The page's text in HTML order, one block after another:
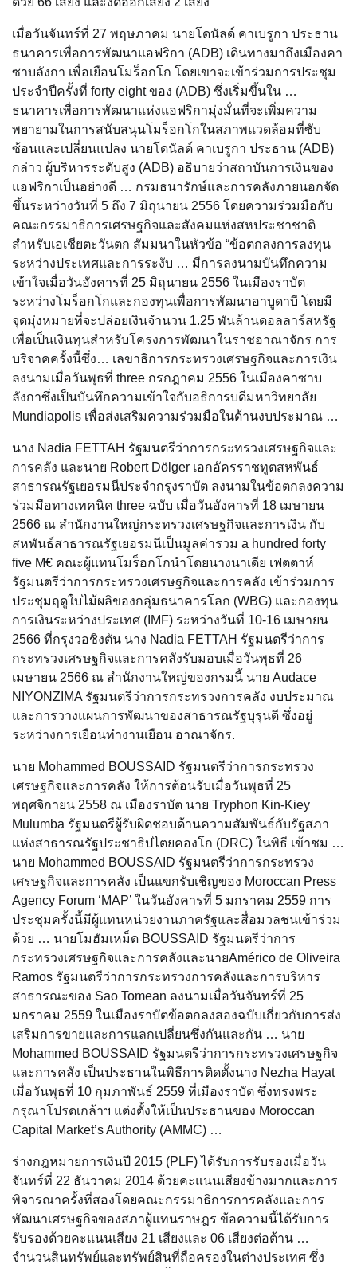
เมื่อวันจันทร์ที่ 27 พฤษภาคม นายโดนัลด์ คาเบรูกา ประธาน
ธนาคารเพื่อการพัฒนาแอฟริกา (ADB) เดินทางมาถึงเมืองคา
ซาบลังกา เพื่อเยือนโมร็อกโก โดยเขาจะเข้าร่วมการประชุม
ประจำปีครั้งที่ forty eight ของ (ADB) ซึ่งเริ่มขึ้นใน …
ธนาคารเพื่อการพัฒนาแห่งแอฟริกามุ่งมั่นที่จะเพิ่มความ
พยายามในการสนับสนุนโมร็อกโกในสภาพแวดล้อมที่ซับ
ซ้อนและเปลี่ยนแปลง นายโดนัลด์ คาเบรูกา ประธาน (ADB)
กล่าว ผู้บริหารระดับสูง (ADB) อธิบายว่าสถาบันการเงินของ
แอฟริกาเป็นอย่างดี … กรมธนารักษ์และการคลังภายนอกจัด
ขึ้นระหว่างวันที่ 5 ถึง 7 มิถุนายน 2556 โดยความร่วมมือกับ
คณะกรรมาธิการเศรษฐกิจและสังคมแห่งสหประชาชาติ
สำหรับเอเชียตะวันตก สัมมนาในหัวข้อ “ข้อตกลงการลงทุน
ระหว่างประเทศและการระงับ … มีการลงนามบันทึกความ
เข้าใจเมื่อวันอังคารที่ 25 มิถุนายน 2556 ในเมืองราบัต
ระหว่างโมร็อกโกและกองทุนเพื่อการพัฒนาอาบูดาบี โดยมี
จุดมุ่งหมายที่จะปล่อยเงินจำนวน 1.25 พันล้านดอลลาร์สหรัฐ
เพื่อเป็นเงินทุนสำหรับโครงการพัฒนาในราชอาณาจักร การ
บริจาคครั้งนี้ซึ่ง… เลขาธิการกระทรวงเศรษฐกิจและการเงิน
ลงนามเมื่อวันพุธที่ three กรกฎาคม 2556 ในเมืองคาซาบ
ลังกาซึ่งเป็นบันทึกความเข้าใจกับอธิการบดีมหาวิทยาลัย
Mundiapolis เพื่อส่งเสริมความร่วมมือในด้านงบประมาณ …
นาง Nadia FETTAH รัฐมนตรีว่าการกระทรวงเศรษฐกิจและ
การคลัง และนาย Robert Dölger เอกอัครราชทูตสหพันธ์
สาธารณรัฐเยอรมนีประจำกรุงราบัต ลงนามในข้อตกลงความ
ร่วมมือทางเทคนิค three ฉบับ เมื่อวันอังคารที่ 18 เมษายน
2566 ณ สำนักงานใหญ่กระทรวงเศรษฐกิจและการเงิน กับ
สหพันธ์สาธารณรัฐเยอรมนีเป็นมูลค่ารวม a hundred forty
five M€ คณะผู้แทนโมร็อกโกนำโดยนางนาเดีย เฟตตาห์
รัฐมนตรีว่าการกระทรวงเศรษฐกิจและการคลัง เข้าร่วมการ
ประชุมฤดูใบไม้ผลิของกลุ่มธนาคารโลก (WBG) และกองทุน
การเงินระหว่างประเทศ (IMF) ระหว่างวันที่ 10-16 เมษายน
2566 ที่กรุงวอชิงตัน นาง Nadia FETTAH รัฐมนตรีว่าการ
กระทรวงเศรษฐกิจและการคลังรับมอบเมื่อวันพุธที่ 26
เมษายน 2566 ณ สำนักงานใหญ่ของกรมนี้ นาย Audace
NIYONZIMA รัฐมนตรีว่าการกระทรวงการคลัง งบประมาณ
และการวางแผนการพัฒนาของสาธารณรัฐบุรุนดี ซึ่งอยู่
ระหว่างการเยือนทำงานเยือน อาณาจักร.
นาย Mohammed BOUSSAID รัฐมนตรีว่าการกระทรวง
เศรษฐกิจและการคลัง ให้การต้อนรับเมื่อวันพุธที่ 25
พฤศจิกายน 2558 ณ เมืองราบัต นาย Tryphon Kin-Kiey
Mulumba รัฐมนตรีผู้รับผิดชอบด้านความสัมพันธ์กับรัฐสภา
แห่งสาธารณรัฐประชาธิปไตยคองโก (DRC) ในพิธี เข้าชม …
นาย Mohammed BOUSSAID รัฐมนตรีว่าการกระทรวง
เศรษฐกิจและการคลัง เป็นแขกรับเชิญของ Moroccan Press
Agency Forum ‘MAP’ ในวันอังคารที่ 5 มกราคม 2559 การ
ประชุมครั้งนี้มีผู้แทนหน่วยงานภาครัฐและสื่อมวลชนเข้าร่วม
ด้วย … นายโมฮัมเหม็ด BOUSSAID รัฐมนตรีว่าการ
กระทรวงเศรษฐกิจและการคลังและนายAmérico de Oliveira
Ramos รัฐมนตรีว่าการกระทรวงการคลังและการบริหาร
สาธารณะของ Sao Tomean ลงนามเมื่อวันจันทร์ที่ 25
มกราคม 2559 ในเมืองราบัตข้อตกลงสองฉบับเกี่ยวกับการส่ง
เสริมการขายและการแลกเปลี่ยนซึ่งกันและกัน … นาย
Mohammed BOUSSAID รัฐมนตรีว่าการกระทรวงเศรษฐกิจ
และการคลัง เป็นประธานในพิธีการติดตั้งนาง Nezha Hayat
เมื่อวันพุธที่ 10 กุมภาพันธ์ 2559 ที่เมืองราบัต ซึ่งทรงพระ
กรุณาโปรดเกล้าฯ แต่งตั้งให้เป็นประธานของ Moroccan
Capital Market’s Authority (AMMC) …
ร่างกฎหมายการเงินปี 2015 (PLF) ได้รับการรับรองเมื่อวัน
จันทร์ที่ 22 ธันวาคม 2014 ด้วยคะแนนเสียงข้างมากและการ
พิจารณาครั้งที่สองโดยคณะกรรมาธิการการคลังและการ
พัฒนาเศรษฐกิจของสภาผู้แทนราษฎร ข้อความนี้ได้รับการ
รับรองด้วยคะแนนเสียง 21 เสียงและ 06 เสียงต่อต้าน …
จำนวนสินทรัพย์และทรัพย์สินที่ถือครองในต่างประเทศ ซึ่ง